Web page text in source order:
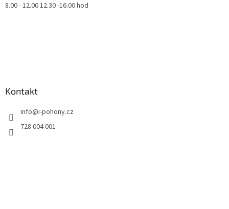
8.00 - 12.00 12.30 -16.00 hod
Kontakt
info@i-pohony.cz
728 004 001